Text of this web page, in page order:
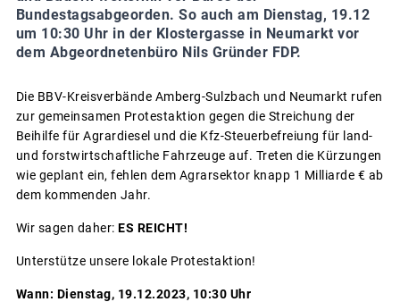
Bundestagsabgeorden. So auch am Dienstag, 19.12
um 10:30 Uhr in der Klostergasse in Neumarkt vor
dem Abgeordnetenbüro Nils Gründer FDP.
Die BBV-Kreisverbände Amberg-Sulzbach und Neumarkt rufen
zur gemeinsamen Protestaktion gegen die Streichung der
Beihilfe für Agrardiesel und die Kfz-Steuerbefreiung für land-
und forstwirtschaftliche Fahrzeuge auf. Treten die Kürzungen
wie geplant ein, fehlen dem Agrarsektor knapp 1 Milliarde € ab
dem kommenden Jahr.
Wir sagen daher: ES REICHT!
Unterstütze unsere lokale Protestaktion!
Wann: Dienstag, 19.12.2023, 10:30 Uhr